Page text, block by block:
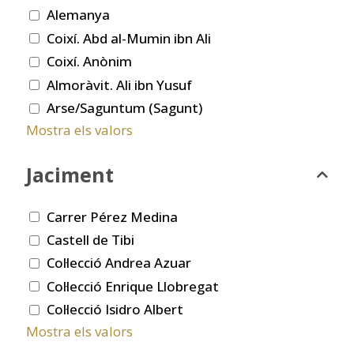
Alemanya
Coixí. Abd al-Mumin ibn Ali
Coixí. Anònim
Almoràvit. Ali ibn Yusuf
Arse/Saguntum (Sagunt)
Mostra els valors
Jaciment
Carrer Pérez Medina
Castell de Tibi
Col·lecció Andrea Azuar
Col·lecció Enrique Llobregat
Col·lecció Isidro Albert
Mostra els valors